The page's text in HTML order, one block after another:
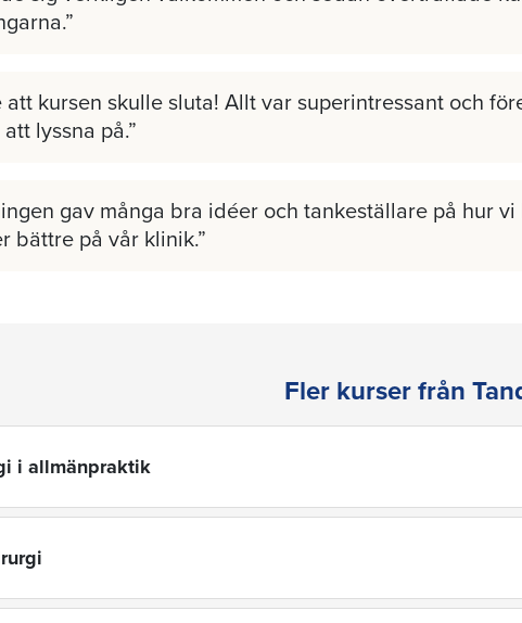
kursen skulle sluta! Allt var superintressant och
lyssna på.
gav många bra idéer och tankeställare på hur vi
bättre på vår klinik.
Fler kurser från
i allmänpraktik